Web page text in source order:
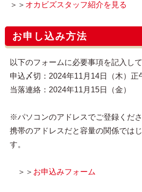
＞＞ オカビズスタッフ紹介を見る
お申し込み方法
以下のフォームに必要事項を記入し
申込〆切：2024年11月14日（木）正
当落連絡：2024年11月15日（金）
※パソコンのアドレスでご登録くださ
携帯のアドレスだと容量の関係では
す。
＞＞ お申込みフォーム